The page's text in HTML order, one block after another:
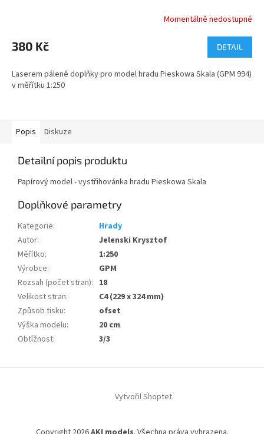
Momentálně nedostupné
380 Kč DETAIL
Laserem pálené doplňky pro model hradu Pieskowa Skala (GPM 994)
v měřítku 1:250
Popis Diskuze
Detailní popis produktu
Papírový model - vystřihovánka hradu Pieskowa Skala
Doplňkové parametry
Kategorie:
Hrady
Autor:
Jelenski Krysztof
Měřítko:
1:250
Výrobce:
GPM
Rozsah (počet stran): 18
Velikost stran:
C4 (229 x 324 mm)
Způsob tisku:
ofset
Výška modelu:
20 cm
Obtížnost: 3/3
Vytvořil Shoptet